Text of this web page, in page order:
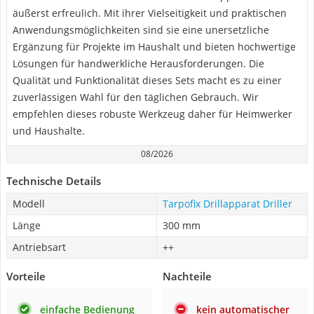
äußerst erfreulich. Mit ihrer Vielseitigkeit und praktischen
Anwendungsmöglichkeiten sind sie eine unersetzliche
Ergänzung für Projekte im Haushalt und bieten hochwertige
Lösungen für handwerkliche Herausforderungen. Die
Qualität und Funktionalität dieses Sets macht es zu einer
zuverlässigen Wahl für den täglichen Gebrauch. Wir
empfehlen dieses robuste Werkzeug daher für Heimwerker
und Haushalte.
08/2026
Technische Details
Modell
Tarpofix Drillapparat Driller
Länge
300 mm
Antriebsart
++
Vorteile
einfache Bedienung
Nachteile
kein automatischer